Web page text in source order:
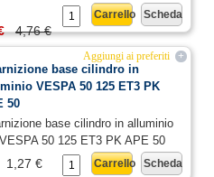
Scheda
Carrello
4,76 €
+
Aggiungi ai preferiti
base cilindro in
VESPA 50 125 ET3 PK
50
base cilindro in alluminio
50 125 ET3 PK APE 50
Scheda
Carrello
1,27 €